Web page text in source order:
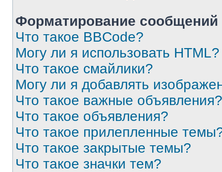
Форматирование
Что такое BBCode?
Могу ли я использовать HTML?
Что такое смайлики?
Могу ли я добавлять
Что такое важные объявления?
Что такое объявления?
Что такое прилепленные
Что такое закрытые темы?
Что такое значки тем?